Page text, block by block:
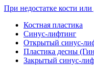
При недостатке кости
Костная пластика
Синус-лифтинг
Открытый синус-
Пластика десны
Закрытый синус-